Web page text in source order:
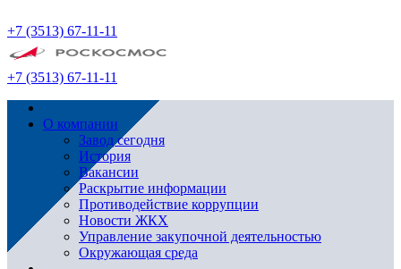
+7 (3513) 67-11-11
+7 (3513) 67-11-11
О компании
Завод сегодня
История
Вакансии
Раскрытие информации
Противодействие коррупции
Новости ЖКХ
Управление закупочной деятельностью
Окружающая среда